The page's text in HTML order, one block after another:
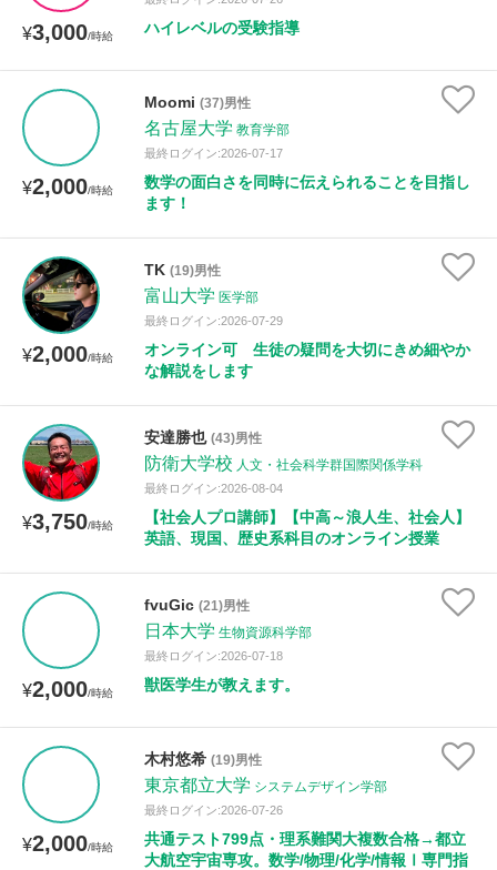
¥3,000/時給 ハイレベルの受験指導
¥2,000/時給
Moomi (37)男性
名古屋大学 教育学部
最終ログイン:2026-07-17
数学の面白さを同時に伝えられることを目指し
ます！
¥2,000/時給
TK (19)男性
富山大学 医学部
最終ログイン:2026-07-29
オンライン可 生徒の疑問を大切にきめ細やか
な解説をします
¥3,750/時給
安達勝也 (43)男性
防衛大学校 人文・社会科学群国際関係学科
最終ログイン:2026-08-04
【社会人プロ講師】【中高～浪人生、社会人】
英語、現国、歴史系科目のオンライン授業
¥2,000/時給
fvuGic (21)男性
日本大学 生物資源科学部
最終ログイン:2026-07-18
獣医学生が教えます。
¥2,000/時給
木村悠希 (19)男性
東京都立大学 システムデザイン学部
最終ログイン:2026-07-26
共通テスト799点・理系難関大複数合格→都立
大航空宇宙専攻。数学/物理/化学/情報Ⅰ専門指